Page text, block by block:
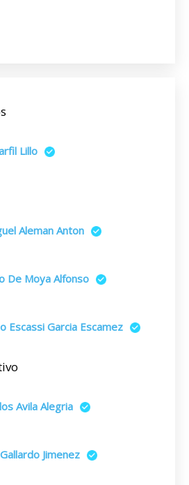
Lillo
Aleman Anton
De Moya Alfonso
Escassi Garcia Escamez
Avila Alegria
Jimenez